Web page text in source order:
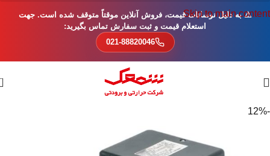
Skip to main content
⚠️ به دلیل نوسانات قیمت، فروش آنلاین موقتاً متوقف شده است. جهت
استعلام قیمت و ثبت سفارش تماس بگیرید:
021-88820046
-12%